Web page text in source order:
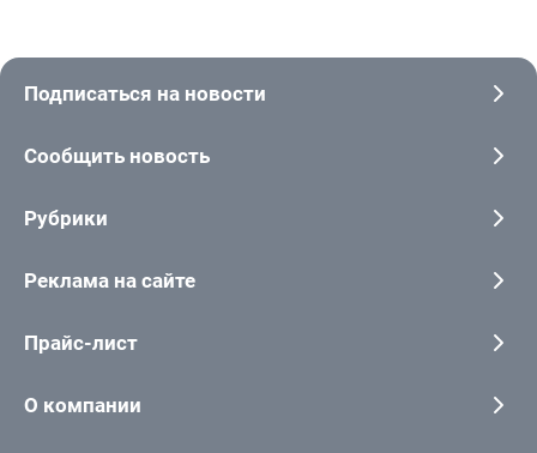
Подписаться на новости
Сообщить новость
Рубрики
Реклама на сайте
Прайс-лист
О компании